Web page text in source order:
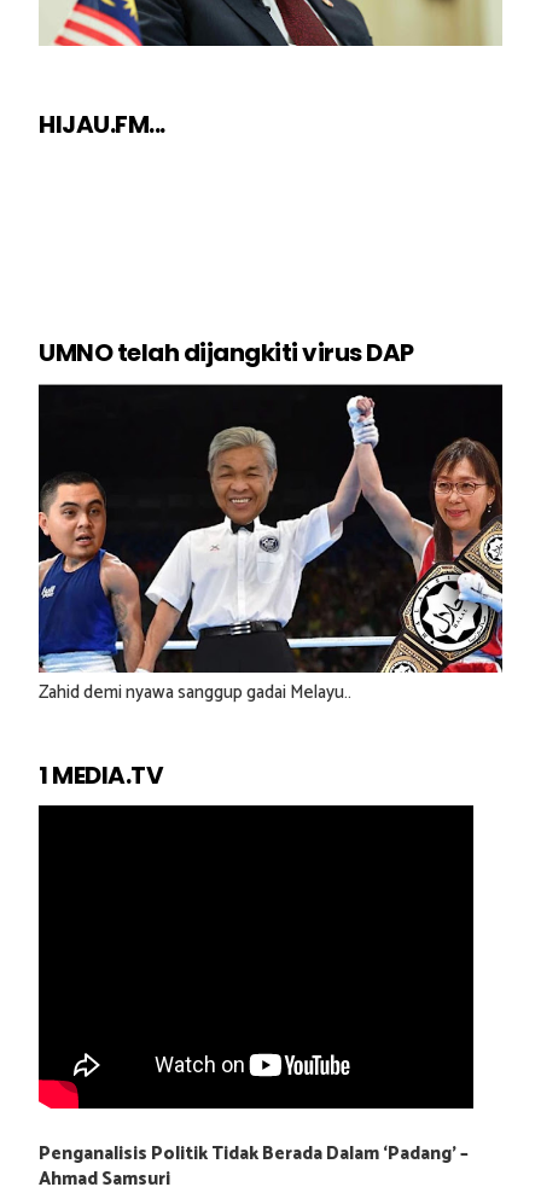
HIJAU.FM...
UMNO telah dijangkiti virus DAP
Zahid demi nyawa sanggup gadai Melayu..
1 MEDIA.TV
Penganalisis Politik Tidak Berada Dalam ‘Padang’ –
Ahmad Samsuri